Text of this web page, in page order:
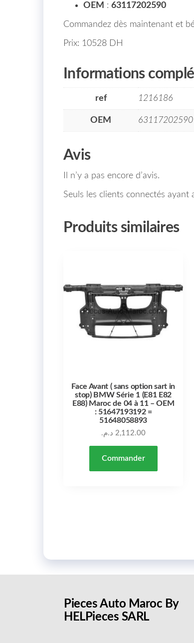
OEM : 63117202590
Commandez dès maintenant et
Prix: 10528 DH
Informations
ref 1216186
OEM 63117202590
Avis
Il n’y a pas encore d’avis.
Seuls les clients connectés
Produits similaires
Face Avant ( sans option sart in
stop) BMW Série 1 (E81 E82
E88) Maroc de 04 à 11 – OEM
: 51647193192 =
51648058893
2,112.00 د.م.
Commander
Pieces Auto Maroc By
HELPieces SARL